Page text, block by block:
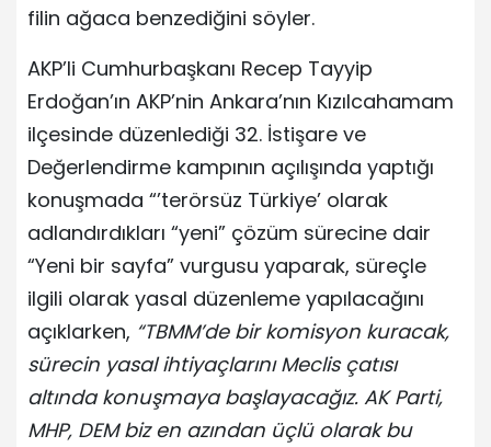
filin ağaca benzediğini söyler.
AKP’li Cumhurbaşkanı Recep Tayyip
Erdoğan’ın AKP’nin Ankara’nın Kızılcahamam
ilçesinde düzenlediği 32. İstişare ve
Değerlendirme kampının açılışında yaptığı
konuşmada “’terörsüz Türkiye’ olarak
adlandırdıkları “yeni” çözüm sürecine dair
“Yeni bir sayfa” vurgusu yaparak, süreçle
ilgili olarak yasal düzenleme yapılacağını
açıklarken, “TBMM’de bir komisyon kuracak,
sürecin yasal ihtiyaçlarını Meclis çatısı
altında konuşmaya başlayacağız. AK Parti,
MHP, DEM biz en azından üçlü olarak bu